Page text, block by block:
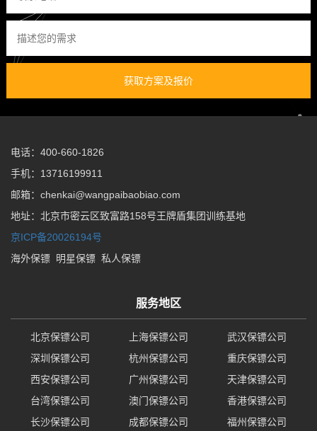
获取方案及报价
电话：400-660-1826
手机：13716199911
邮箱：chenkai@wangpaibaobiao.com
地址：北京市密云区致富路158号王牌盾集团训练基地
京ICP备20026194号
海外保镖
明星保镖 私人保镖
服务地区
北京保镖公司 上海保镖公司
武汉保镖公司
深圳保镖公司
杭州保镖公司
重庆保镖公司
西安保镖公司
广州保镖公司
天津保镖公司
台湾保镖公司
澳门保镖公司
香港保镖公司
长沙保镖公司
成都保镖公司 福州保镖公司